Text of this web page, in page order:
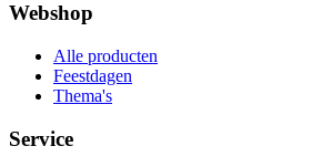
Webshop
Alle producten
Feestdagen
Thema's
Service